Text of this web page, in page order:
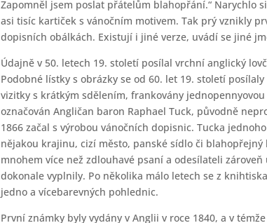
Zapomněl jsem poslat přátelům blahopřání.“ Narychlo
asi tisíc kartiček s vánočním motivem. Tak prý vznikly
dopisních obálkách. Existují i jiné verze, uvádí se jiné
Údajně v 50. letech 19. století posílal vrchní anglický
Podobné lístky s obrázky se od 60. let 19. století
vizitky s krátkým sdělením, frankovány
označován Angličan baron Raphael Tuck, původně
1866 začal s výrobou vánočních dopisnic. Tucka
nějakou krajinu, cizí město, panské sídlo či
mnohem více než zdlouhavé psaní a odesílateli
dokonale vyplnily. Po několika málo letech se z
jedno a vícebarevných pohlednic.
První známky byly vydány v Anglii v roce 1840, a v